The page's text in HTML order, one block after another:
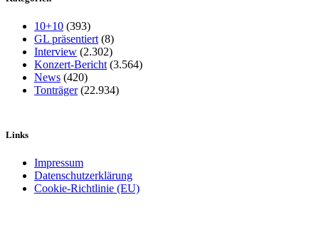
10+10 (393)
GL präsentiert (8)
Interview (2.302)
Konzert-Bericht (3.564)
News (420)
Tonträger(22.934)
Links
Impressum
Datenschutzerklärung
Cookie-Richtlinie (EU)